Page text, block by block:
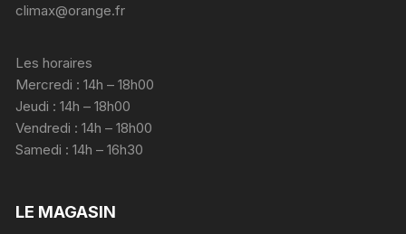
climax@orange.fr
Les horaires
Mercredi : 14h – 18h00
Jeudi : 14h – 18h00
Vendredi : 14h – 18h00
Samedi : 14h – 16h30
LE MAGASIN